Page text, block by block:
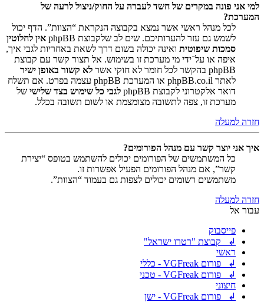
למי אני פונה במקרים של חשד לעברה על החוק/ניצול לרעה של
המערכת?
לכל מנהל ראשי אשר נמצא בקבוצה הנקראת “הצוות”. הדף יכול
לשמש גם עזר להערותיכם. שים לב שלקבוצת phpBB
אין לחלוטין
סמכות שיפוטית ואינה יכולה בשום דרך לשאת באחריות לגבי איך,
איפה או על־ידי מי מערכת זו בשימוש. אל תצור קשר עם קבוצת
phpBB בהקשר לכל חומר לא חוקי אשר
לא קשור באופן ישיר
לאתר phpBB.co.il או המערכת phpBB עצמה בפרט. אם תשלח
דואר אלקטרוני לקבוצת phpBB
לגבי כל שימוש בצד שלישי של
מערכת זו, צפה לתשובה מצומצמת או לשום תשובה בכלל.
חזרה למעלה
איך אני יוצר קשר עם מנהל הפורומים?
כל המשתמשים של הפורומים יכולים להשתמש בטופס “יצירת
קשר”, אם מנהל הפורומים הפעיל אפשרות זו.
משתמשים רשומים יכולים לצפות גם בעמוד “הצוות”.
חזרה למעלה
עבור אל
פייסבוק
↲ קבוצת "רטרו ישראל"
ראשי
↲ פורום VGFreak - כללי
↲ פורום VGFreak - טכני
חיצוני
↲ פורום VGFreak - ישן